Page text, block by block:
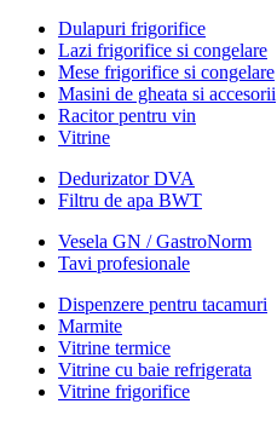
Dulapuri frigorifice
Lazi frigorifice si congelare
Mese frigorifice si congelare
Masini de gheata si accesorii
Racitor pentru vin
Vitrine
Dedurizator DVA
Filtru de apa BWT
Vesela GN / GastroNorm
Tavi profesionale
Dispenzere pentru tacamuri
Marmite
Vitrine termice
Vitrine cu baie refrigerata
Vitrine frigorifice